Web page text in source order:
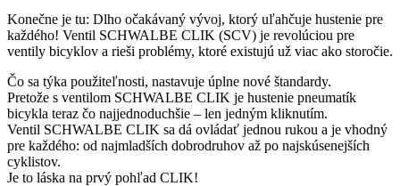
Konečne je tu: Dlho očakávaný vývoj, ktorý uľahčuje hustenie pre
každého! Ventil SCHWALBE CLIK (SCV) je revolúciou pre
ventily bicyklov a rieši problémy, ktoré existujú už viac ako storočie.
Čo sa týka použiteľnosti, nastavuje úplne nové štandardy.
Pretože s ventilom SCHWALBE CLIK je hustenie pneumatík
bicykla teraz čo najjednoduchšie – len jedným kliknutím.
Ventil SCHWALBE CLIK sa dá ovládať jednou rukou a je vhodný
pre každého: od najmladších dobrodruhov až po najskúsenejších
cyklistov.
Je to láska na prvý pohľad CLIK!